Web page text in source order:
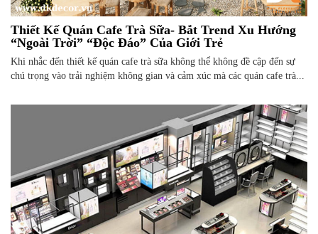
Thiết Kế Quán Cafe Trà Sữa- Bắt Trend Xu Hướng
“Ngoài Trời” “Độc Đáo” Của Giới Trẻ
Khi nhắc đến thiết kế quán cafe trà sữa không thể không đề cập đến sự
chú trọng vào trải nghiệm không gian và cảm xúc mà các quán cafe trà...